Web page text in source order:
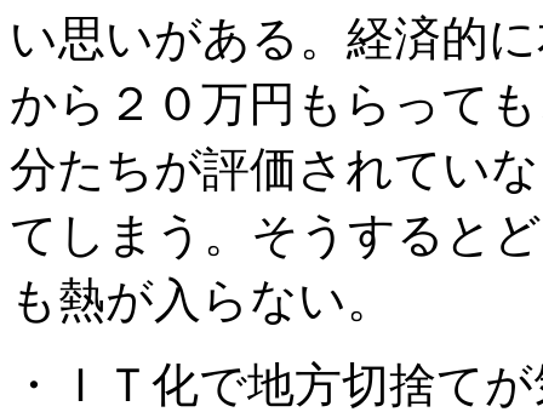
い思いがある。経済的
から２０万円もらって
分たちが評価されてい
てしまう。そうすると
も熱が入らない。
・ＩＴ化で地方切捨て